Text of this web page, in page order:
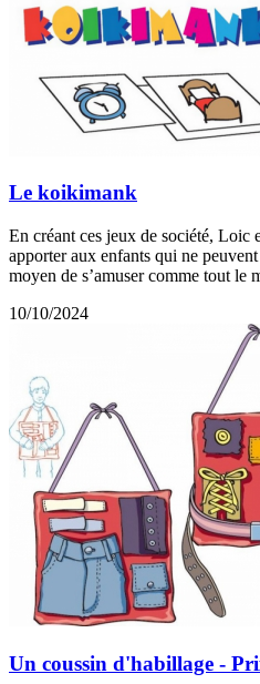
Le koikimank
En créant ces jeux de société, Loic
apporter aux enfants qui ne
moyen de s’amuser comme tout le
10/10/2024
Un coussin d'habillage -